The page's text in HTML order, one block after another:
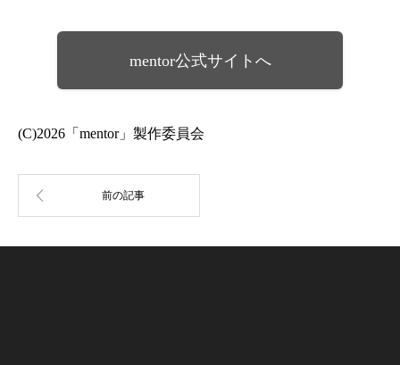
mentor公式サイトへ
(C)2026「mentor」製作委員会